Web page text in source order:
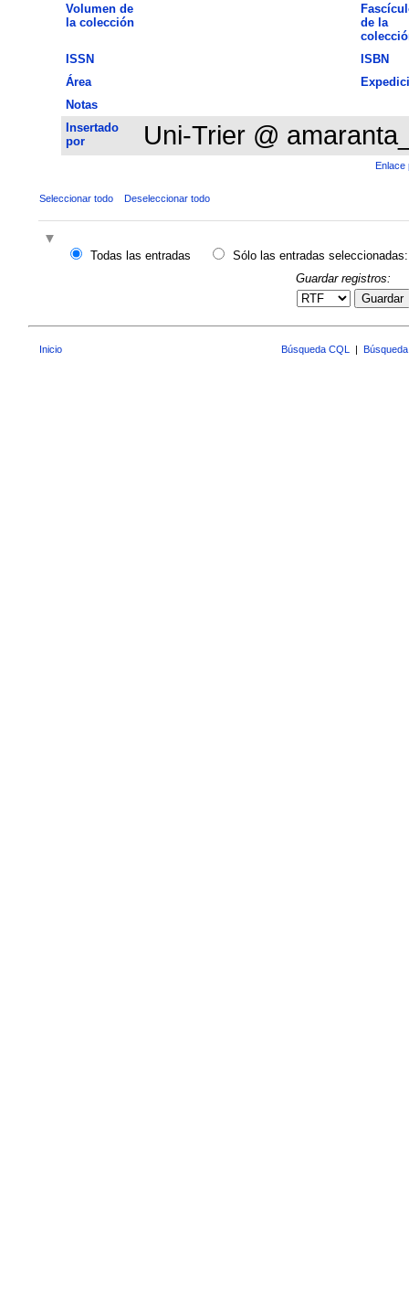
Volumen de
la colección
de la
ISSN
ISBN
Área
Notas
Insertado
por
Uni-Trier @
Enlace
Seleccionar todo Deseleccionar todo
Todas las entradas
Sólo las entradas seleccionadas:
Guardar registros:
Guardar
Inicio Búsqueda CQL